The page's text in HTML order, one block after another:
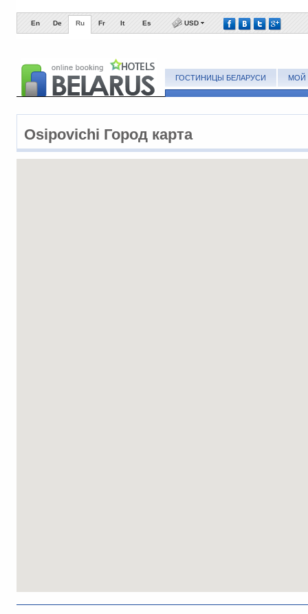
En De Ru Fr It Es USD
ГОСТИНИЦЫ БЕЛАРУСИ МОЙ
Osipovichi Город карта